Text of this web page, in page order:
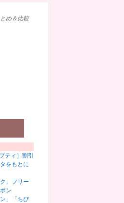
め＆比較
ティ］割引
をもとに
」フリー
ン
」「ちび